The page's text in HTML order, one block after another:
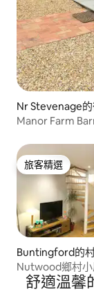
Nr Stevenage
Manor Farm
旅客精選
旅客精選
Buntingford的
Nutwood鄉村小
舒適溫馨